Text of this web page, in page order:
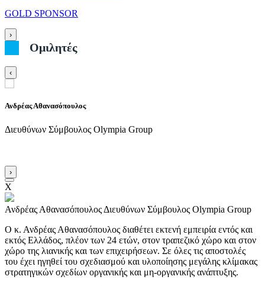
GOLD SPONSOR
›
Ομιλητές
‹
Ανδρέας Αθανασόπουλος
Διευθύνων Σύμβουλος Olympia Group
›
X
Ανδρέας Αθανασόπουλος Διευθύνων Σύμβουλος Olympia Group
Ο κ. Ανδρέας Αθανασόπουλος διαθέτει εκτενή εμπειρία εντός και
εκτός Ελλάδος, πλέον των 24 ετών, στον τραπεζικό χώρο και στον
χώρο της λιανικής και των επιχειρήσεων. Σε όλες τις αποστολές
του έχει ηγηθεί του σχεδιασμού και υλοποίησης μεγάλης κλίμακας
στρατηγικών σχεδίων οργανικής και μη-οργανικής ανάπτυξης.